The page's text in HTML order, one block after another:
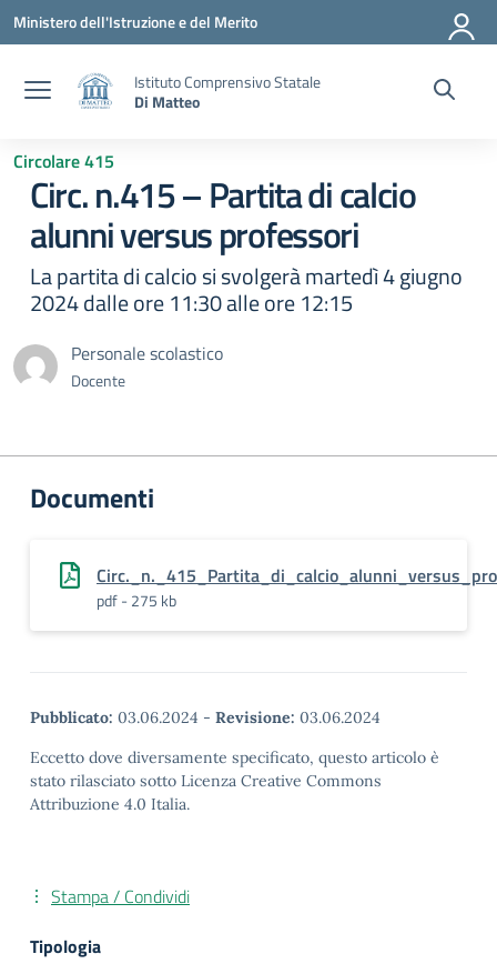
Vai ai contenuti
Vai al menu di navigazione
Vai al footer
Ministero dell'Istruzione e del Merito
Istituto Comprensivo Statale
Di Matteo
Circolare 415
Circ. n.415 – Partita di calcio
alunni versus professori
La partita di calcio si svolgerà martedì 4 giugno
2024 dalle ore 11:30 alle ore 12:15
Personale scolastico
Docente
Documenti
pdf - 275 kb
Pubblicato: 03.06.2024 - Revisione: 03.06.2024
Eccetto dove diversamente specificato, questo articolo è
stato rilasciato sotto Licenza Creative Commons
Attribuzione 4.0 Italia.
Stampa / Condividi
Tipologia